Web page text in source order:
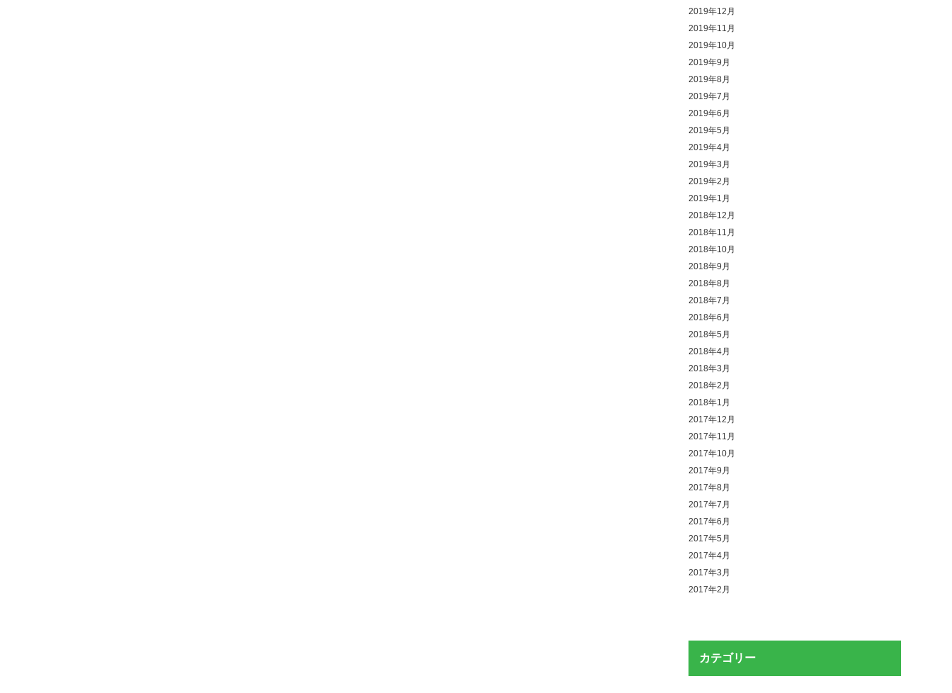
2019年12月
2019年11月
2019年10月
2019年9月
2019年8月
2019年7月
2019年6月
2019年5月
2019年4月
2019年3月
2019年2月
2019年1月
2018年12月
2018年11月
2018年10月
2018年9月
2018年8月
2018年7月
2018年6月
2018年5月
2018年4月
2018年3月
2018年2月
2018年1月
2017年12月
2017年11月
2017年10月
2017年9月
2017年8月
2017年7月
2017年6月
2017年5月
2017年4月
2017年3月
2017年2月
カテゴリー